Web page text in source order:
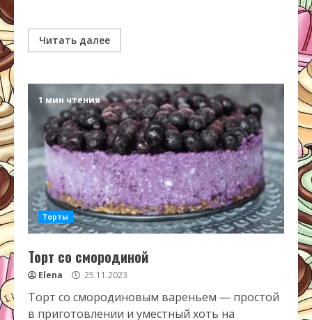
Читать далее
1 мин чтения
Торты
Торт со смородиной
Elena 25.11.2023
Торт со смородиновым вареньем — простой
в приготовлении и уместный хоть на